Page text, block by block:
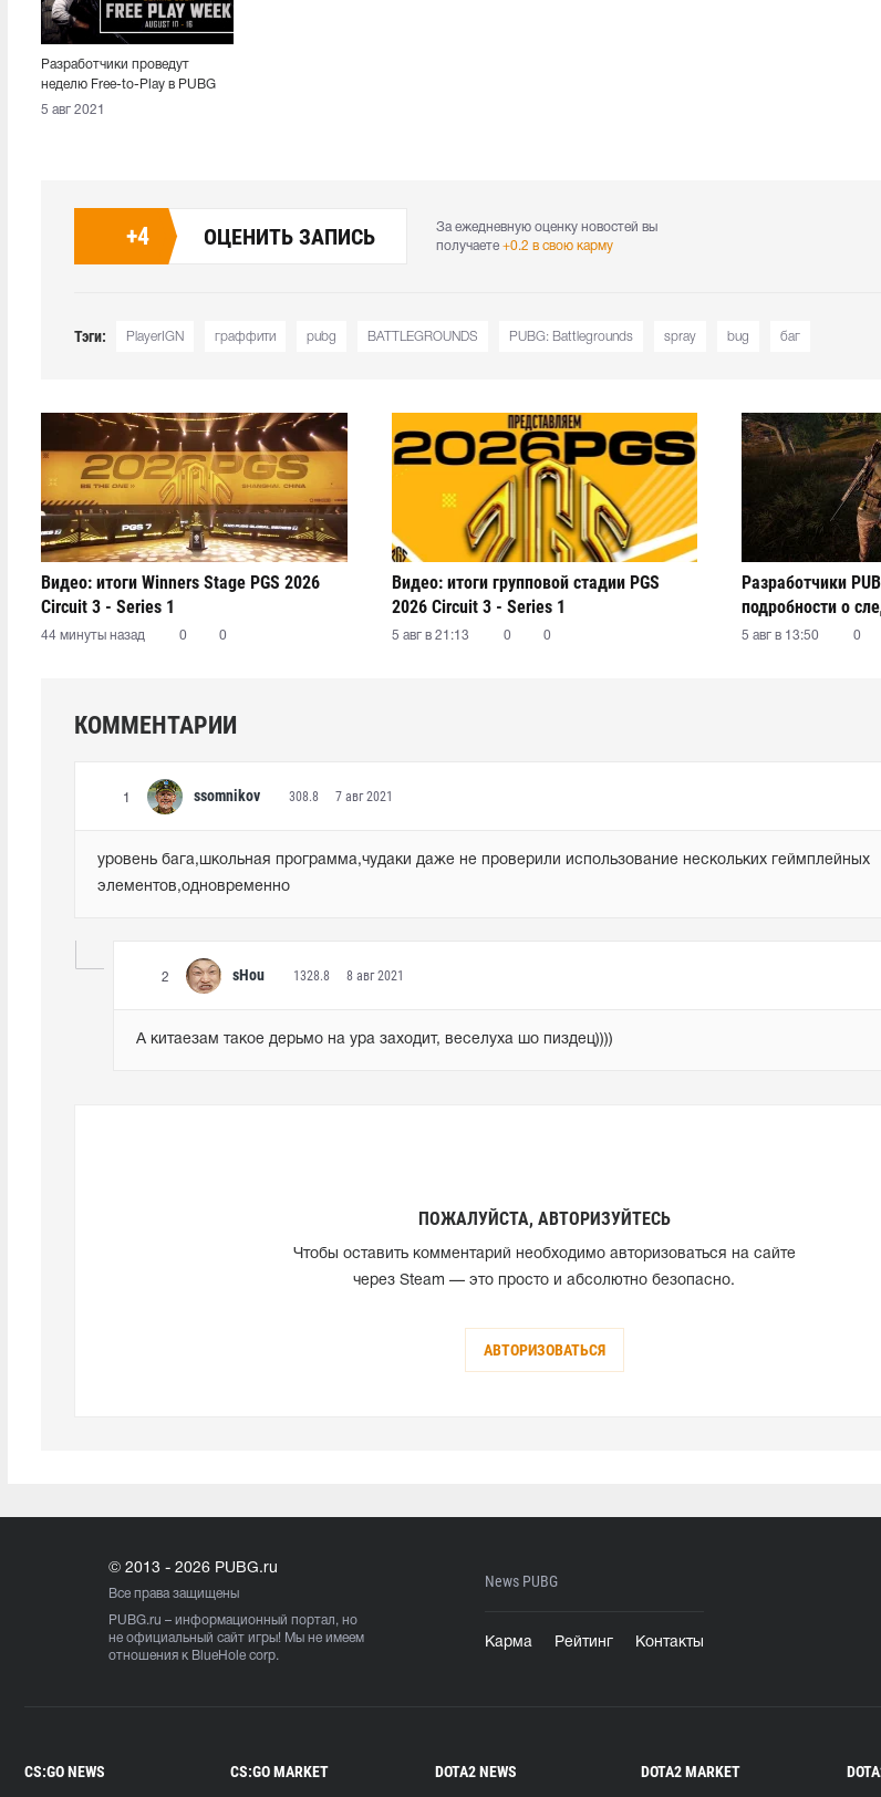
Разработчики проведут
неделю Free-to-Play в PUBG
5 авг 2021
+4 ОЦЕНИТЬ ЗАПИСЬ
За ежедневную оценку новостей вы
получаете +0.2 в свою карму
Тэги: PlayerIGN граффити pubg BATTLEGROUNDS PUBG: Battlegrounds spray bug баг
Видео: итоги Winners Stage PGS 2026
Circuit 3 - Series 1
44 минуты назад 0 0
Видео: итоги групповой стадии PGS
2026 Circuit 3 - Series 1
5 авг в 21:13 0 0
Разработчики
подробности о
5 авг в 13:50 0
КОММЕНТАРИИ
1 ssomnikov 308.8 7 авг 2021
уровень бага,школьная программа,чудаки даже не проверили использование нескольких геймплейных
элементов,одновременно
2 sHou 1328.8 8 авг 2021
А китаезам такое дерьмо на ура заходит, веселуха шо пиздец))))
ПОЖАЛУЙСТА, АВТОРИЗУЙТЕСЬ
Чтобы оставить комментарий необходимо авторизоваться на сайте
через Steam — это просто и абсолютно безопасно.
АВТОРИЗОВАТЬСЯ
© 2013 - 2026 PUBG.ru
Все права защищены
PUBG.ru – информационный портал, но
не официальный сайт игры! Мы не имеем
отношения к BlueHole corp.
News PUBG
Карма Рейтинг Контакты
CS:GO NEWS CS:GO MARKET DOTA2 NEWS DOTA2 MARKET